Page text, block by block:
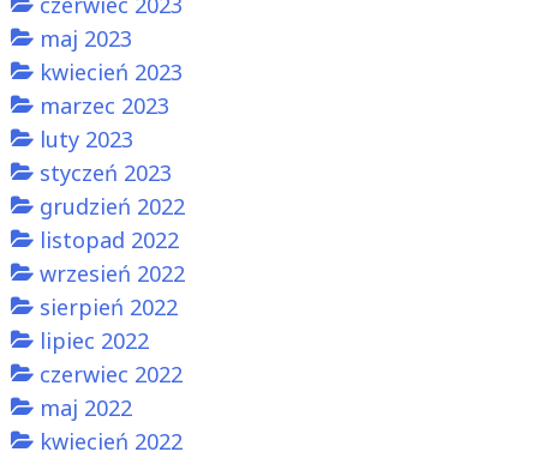
maj 2023
kwiecień 2023
marzec 2023
luty 2023
styczeń 2023
grudzień 2022
listopad 2022
wrzesień 2022
sierpień 2022
lipiec 2022
czerwiec 2022
maj 2022
kwiecień 2022